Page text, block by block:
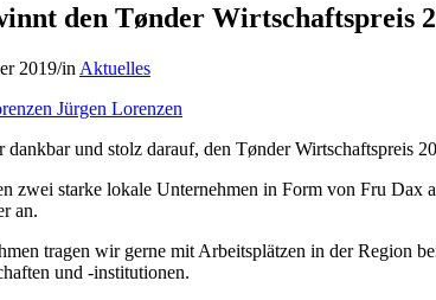
den Tønder Wirtschaftspreis
2019/in Aktuelles
dankbar und stolz darauf, den Tønder Wirtschaftspreis
zwei starke lokale Unternehmen in Form von Fru Dax
an.
tragen wir gerne mit Arbeitsplätzen in der Region
und -institutionen.